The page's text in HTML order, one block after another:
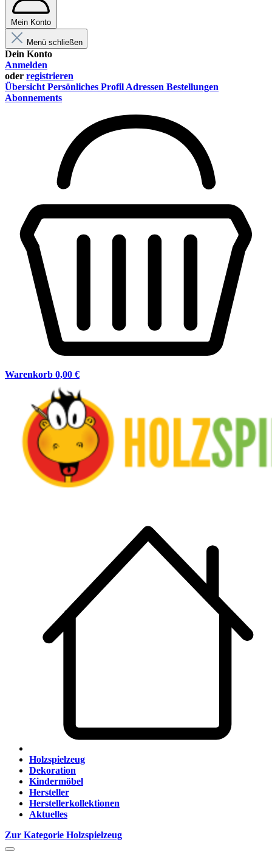
Mein Konto
Menü schließen
Dein Konto
Anmelden
oder registrieren
Übersicht Persönliches Profil Adressen Bestellungen
Abonnements
Warenkorb 0,00 €
Holzspielzeug
Dekoration
Kindermöbel
Hersteller
Herstellerkollektionen
Aktuelles
Zur Kategorie Holzspielzeug